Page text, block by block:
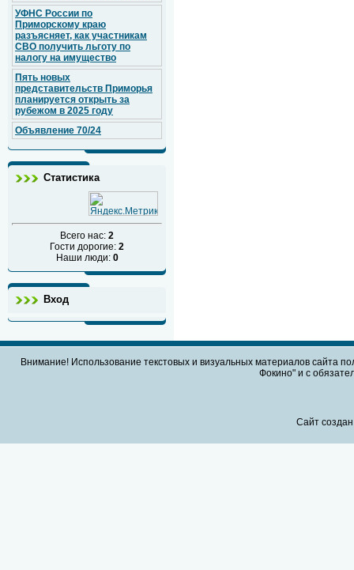
УФНС России по
Приморскому краю
разъясняет, как участникам
СВО получить льготу по
налогу на имущество
Пять новых
представительств Приморья
планируется открыть за
рубежом в 2025 году
Объявление 70/24
Статистика
Всего нас: 2
Гости дорогие: 2
Наши люди: 0
Вход
Внимание! Использование текстовых и визуальных материалов сайта
Фокино" и с
Сайт